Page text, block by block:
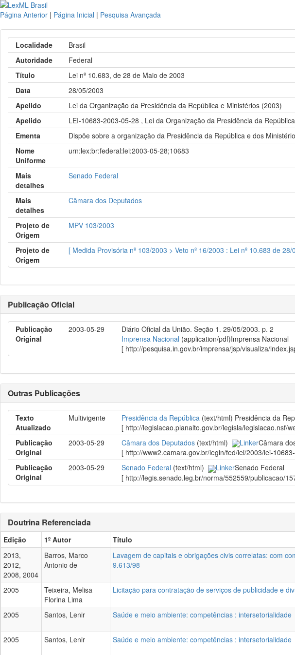
Página Anterior | Página Inicial | Pesquisa Avançada
Localidade
Brasil
Autoridade
Federal
Título
Lei nº 10.683, de 28 de Maio de 2003
Data
28/05/2003
Apelido
Lei da Organização da Presidência da República e Ministérios (2003)
Apelido
LEI-10683-2003-05-28 , Lei da Organização da Presidência da
Ementa
Dispõe sobre a organização da Presidência da República e dos
Nome
Uniforme
urn:lex:br:federal:lei:2003-05-28;10683
Mais
detalhes
Senado Federal
Mais
detalhes
Câmara dos Deputados
Projeto de
Origem
MPV 103/2003
Projeto de
Origem
[ Medida Provisória nº 103/2003 > Veto nº 16/2003 : Lei nº 10.683 de 28/
Publicação Oficial
Publicação
Original
2003-05-29
Diário Oficial da União. Seção 1. 29/05/2003. p. 2
Imprensa Nacional (application/pdf)Imprensa Nacional
[ http://pesquisa.in.gov.br/imprensa/jsp/visualiza/
Outras Publicações
Texto
Atualizado
Multivigente Presidência da República (text/html) Presidência da
[ http://legislacao.planalto.gov.br/legisla/legislacao.nsf/
Publicação
Original
2003-05-29 Câmara dos Deputados (text/html) LinkerCâmara
[ http://www2.camara.gov.br/legin/fed/lei/2003/lei-
Publicação
Original
2003-05-29 Senado Federal (text/html) LinkerSenado Federal
[ http://legis.senado.leg.br/norma/552559/publicacao/
Doutrina Referenciada
Edição 1º Autor Título
2013,
2012,
2008, 2004
Barros, Marco
Antonio de
Lavagem de capitais e obrigações civis correlatas: com
9.613/98
2005
Teixeira, Melisa
Florina Lima
Licitação para contratação de serviços de publicidade e
2005
Santos, Lenir Saúde e meio ambiente: competências : intersetorialidade
2005
Santos, Lenir Saúde e meio ambiente: competências : intersetorialidade